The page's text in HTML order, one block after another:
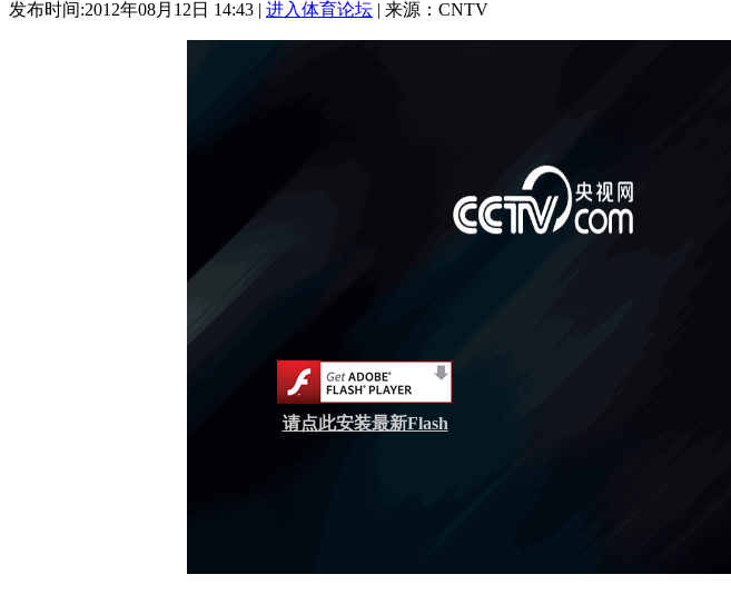
发布时间:2012年08月12日 14:43 | 进入体育论坛 | 来源：CNTV
请点此安装最新Flash